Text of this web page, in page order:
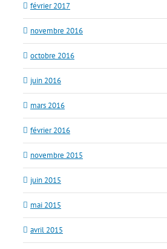
février 2017
novembre 2016
octobre 2016
juin 2016
mars 2016
février 2016
novembre 2015
juin 2015
mai 2015
avril 2015